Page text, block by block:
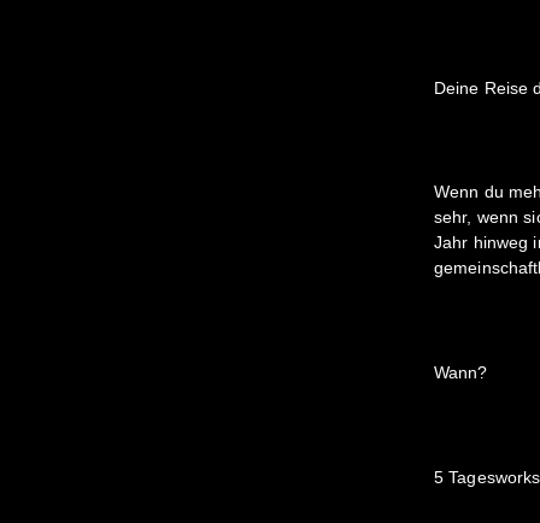
Deine Reise
Wenn du
sehr, wenn
Jahr hinweg
Wann?
5